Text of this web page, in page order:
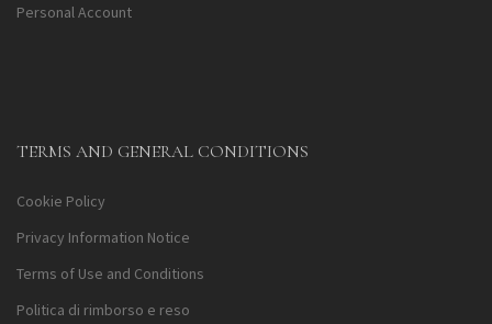
Personal Account
TERMS AND GENERAL CONDITIONS
Cookie Policy
Privacy Information Notice
Terms of Use and Conditions
Politica di rimborso e reso